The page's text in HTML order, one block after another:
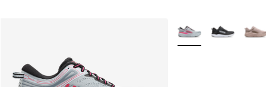
Meer kleuren